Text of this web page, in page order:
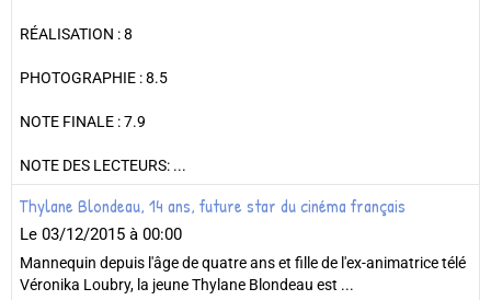
RÉALISATION : 8
PHOTOGRAPHIE : 8.5
NOTE FINALE : 7.9
NOTE DES LECTEURS: ...
Thylane Blondeau, 14 ans, future star du cinéma français
Le 03/12/2015 à 00:00
Mannequin depuis l'âge de quatre ans et fille de l'ex-animatrice télé
Véronika Loubry, la jeune Thylane Blondeau est ...